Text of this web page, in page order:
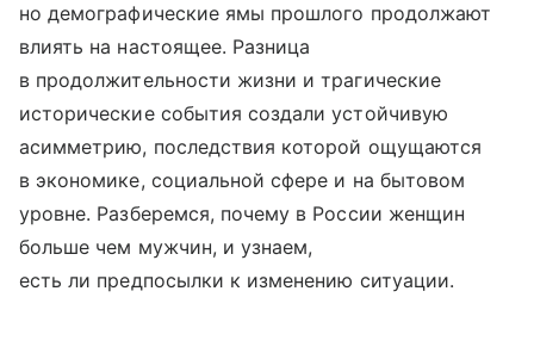
но демографические ямы прошлого продолжают
влиять на настоящее. Разница
в продолжительности жизни и трагические
исторические события создали устойчивую
асимметрию, последствия которой ощущаются
в экономике, социальной сфере и на бытовом
уровне. Разберемся, почему в России женщин
больше чем мужчин, и узнаем,
есть ли предпосылки к изменению ситуации.